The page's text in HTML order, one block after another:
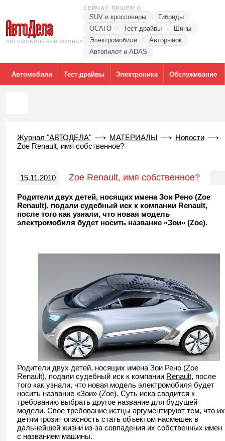
АВТОМОБИЛЬНЫЙ ЖУРНАЛ
СЕЙЧАС ПИШЕМ О
SUV и кроссоверы
Гибриды
ОСАГО
Тест-драйвы
Шины
Электромобили
Авторынок
Автопилот и ADAS
Автомобили Тест-драйвы Электроника Обслуживание
Журнал "АВТОДЕЛА" МАТЕРИАЛЫ
Новости
Zoe Renault, имя собственное?
15.11.2010 Zoe Renault, имя собственное?
Родители двух детей, носящих имена Зои Рено (Zoe
Renault), подали судебный иск к компании Renault,
после того как узнали, что новая модель
электромобиля будет носить название «Зои» (Zoe).
Родители двух детей, носящих имена Зои Рено (Zoe
Renault), подали судебный иск к компании Renault, после
того как узнали, что новая модель электромобиля будет
носить название «Зои» (Zoe). Суть иска сводится к
требованию выбрать другое название для будущей
модели. Свое требование истцы аргументируют тем, что их
детям грозит опасность стать объектом насмешек в
дальнейшей жизни из-за совпадения их собственных имен
с названием машины.